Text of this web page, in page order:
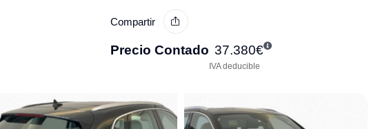
Compartir
Precio Contado 37.380€
IVA deducible